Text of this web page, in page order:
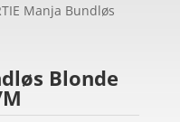
Manja Bundløs
Blonde